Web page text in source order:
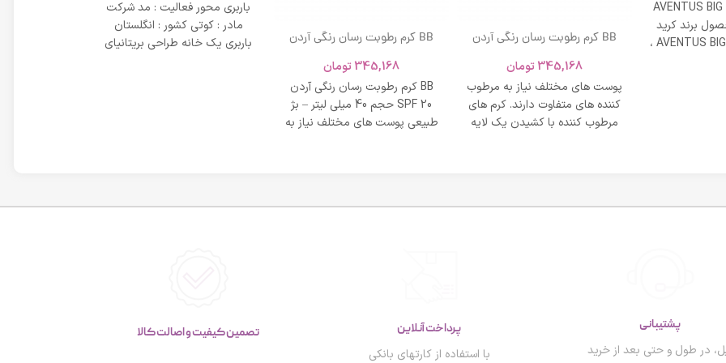
AVENTUS
برند کرید
ادکلن AVENTUS BIG MODERN ،
BB کرم رطوبت رسان رنگی آردن
روشن
345,168تومان
پوست های مختلف نیاز به مرطوب
کننده های متفاوت دارند. کرم های
مرطوب کننده با کشیدن یک لایه
BB کرم رطوبت رسان رنگی آردن
طبیعی
345,168تومان
BB کرم رطوبت رسان رنگی آردن
SPF 20 حجم 40 میلی لیتر – بژ
طبیعی پوست های مختلف نیاز به
باربری محور فعالیت : مد شرکت
مادر : کوتی کشور : انگلستان
باربری یک خانه طراحی بریتانیای
پشتیبانی
در طول و حتی بعد از خرید
پرداخت آنلاین
با استفاده از کارتهای بانکی
تصمین کیفیت و اصالت کالا